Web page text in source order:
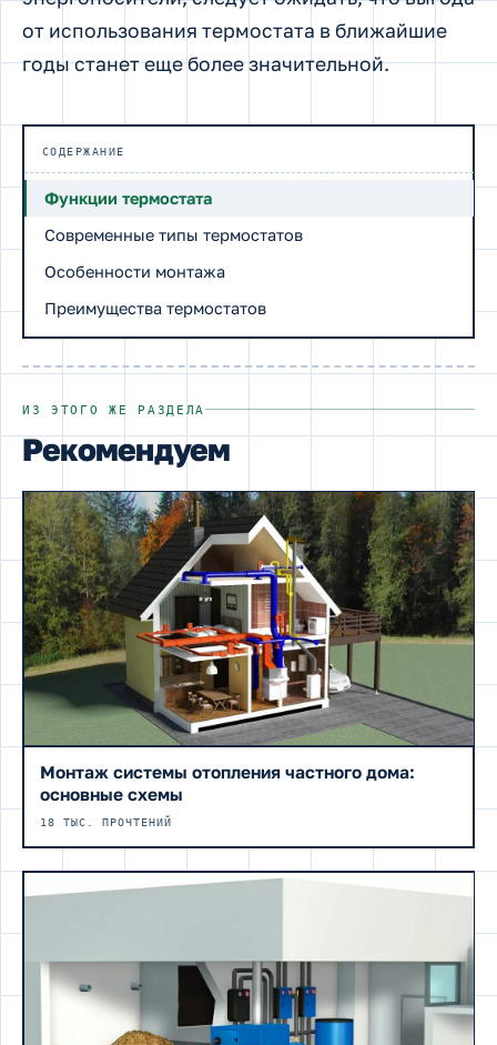
от использования термостата в ближайшие
годы станет еще более значительной.
СОДЕРЖАНИЕ
Функции термостата
Современные типы термостатов
Особенности монтажа
Преимущества термостатов
ИЗ ЭТОГО ЖЕ РАЗДЕЛА
Рекомендуем
Монтаж системы отопления частного дома:
основные схемы
18 ТЫС. ПРОЧТЕНИЙ